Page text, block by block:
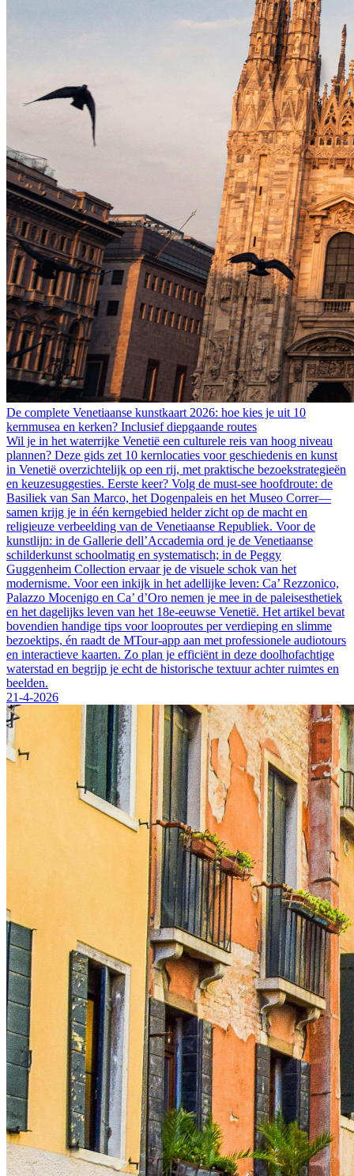
De complete Venetiaanse kunstkaart 2026: hoe kies je uit 10
kernmusea en kerken? Inclusief diepgaande routes
Wil je in het waterrijke Venetië een culturele reis van hoog niveau
plannen? Deze gids zet 10 kernlocaties voor geschiedenis en kunst
in Venetië overzichtelijk op een rij, met praktische bezoekstrategieën
en keuzesuggesties. Eerste keer? Volg de must-see hoofdroute: de
Basiliek van San Marco, het Dogenpaleis en het Museo Correr—
samen krijg je in één kerngebied helder zicht op de macht en
religieuze verbeelding van de Venetiaanse Republiek. Voor de
kunstlijn: in de Gallerie dell’Accademia ord je de Venetiaanse
schilderkunst schoolmatig en systematisch; in de Peggy
Guggenheim Collection ervaar je de visuele schok van het
modernisme. Voor een inkijk in het adellijke leven: Ca’ Rezzonico,
Palazzo Mocenigo en Ca’ d’Oro nemen je mee in de paleisesthetiek
en het dagelijks leven van het 18e-eeuwse Venetië. Het artikel bevat
bovendien handige tips voor looproutes per verdieping en slimme
bezoektips, én raadt de MTour-app aan met professionele audiotours
en interactieve kaarten. Zo plan je efficiënt in deze doolhofachtige
waterstad en begrijp je echt de historische textuur achter ruimtes en
beelden.
21-4-2026